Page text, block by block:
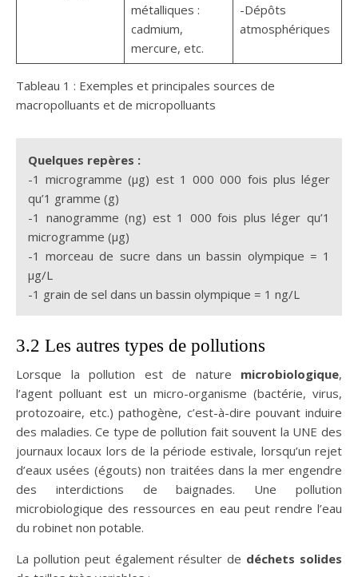
métalliques :
cadmium,
mercure, etc.
-Dépôts
atmosphériques
Tableau 1 : Exemples et principales sources de
macropolluants et de micropolluants
Quelques repères :
-1 microgramme (µg) est 1 000 000 fois plus léger
qu’1 gramme (g)
-1 nanogramme (ng) est 1 000 fois plus léger qu’1
microgramme (µg)
-1 morceau de sucre dans un bassin olympique = 1
µg/L
-1 grain de sel dans un bassin olympique = 1 ng/L
3.2 Les autres types de pollutions
Lorsque la pollution est de nature microbiologique,
l’agent polluant est un micro-organisme (bactérie, virus,
protozoaire, etc.) pathogène, c’est-à-dire pouvant induire
des maladies. Ce type de pollution fait souvent la UNE des
journaux locaux lors de la période estivale, lorsqu’un rejet
d’eaux usées (égouts) non traitées dans la mer engendre
des interdictions de baignades. Une pollution
microbiologique des ressources en eau peut rendre l’eau
du robinet non potable.
La pollution peut également résulter de déchets solides